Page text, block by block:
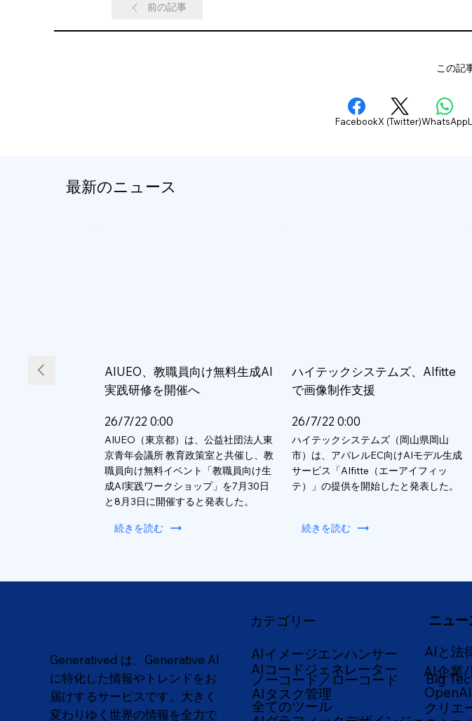
前の記事
この記
FacebookX (Twitter)WhatsApp
最新のニュース
AIUEO、教職員向け無料生成AI
実践研修を開催へ
26/7/22 0:00
AIUEO（東京都）は、公益社団法人東
京青年会議所 教育政策室と共催し、教
職員向け無料イベント「教職員向け生
成AI実践ワークショップ」を7月30日
と8月3日に開催すると発表した。
続きを読む
ハイテックシステムズ、AIfitte
で画像制作支援
26/7/22 0:00
ハイテックシステムズ（岡山県岡山
市）は、アパレルEC向けAIモデル生成
サービス「AIfitte（エーアイフィッ
テ）」の提供を開始したと発表した。
続きを読む
カテゴリー
AIイメージエンハンサー
AIコードジェネレーター
AIタスク管理
ノーコード／ローコード
全てのツール
ニュー
AIと法
AI企業
Big
クリエ
Generatived は、Generative AI
に特化した情報やトレンドをお
届けするサービスです。大きく
変わりゆく世界の情報を全力で